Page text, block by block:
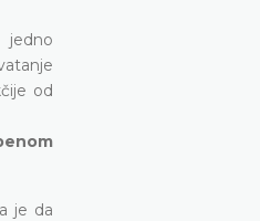
jedno
od
je da